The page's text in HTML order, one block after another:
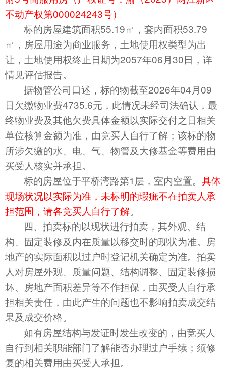
不动产权第000024243号）
标的房屋建筑面积55.19㎡， 套内面积53.79
㎡， 房屋用途为商业服务 ，土地使用权类型为出
让，土地使用权终止日期为2057年06月30日，详
情见评估报告。
据物管公司口述，标的物截至2026年04月09
日欠缴物业费4735.6元，此情况未经司法确认，最
终物业费及其他欠费具体金额以实际交付之日相关
单位核算金额为准，由竞买人自行了解；该标的物
所涉欠缴的水、电、气、物管及大修基金等费用由
买受人核实并承担。
标的房屋位于平桥湾路第1层，室内空置。 具体
现场状况以实际为准，未标明的瑕疵不在拍卖人承
担范围，请各竞买人自行了解。
四、拍卖标的以现状进行拍卖，其外观、结
构、固定装修及内在质量以移交时的现状为准。房
地产的实际面积以过户时登记机关确定为准。拍卖
人对房屋外观、质量问题、结构调整、固定装修损
坏、房地产面积差异等不作担保，由买受人自行承
担相关责任，由此产生的问题也不影响拍卖成交结
果及成交价格。
如有房屋结构与发证时发生改变的，由竞买人
自行到相关职能部门了解能否办理过户手续；须修
复的相关费用由买受人承担。